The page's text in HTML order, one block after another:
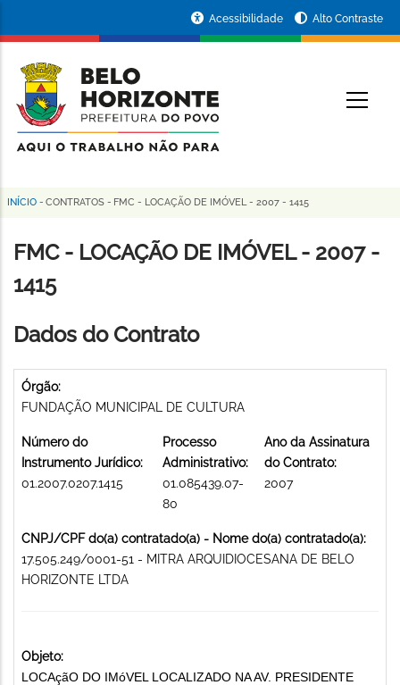
conteúdo
principal
da
Prefeitura
de
Horizonte
Acessibilidade Alto Contraste
Trilha
de
navegação
INÍCIO - CONTRATOS - FMC - LOCAÇÃO DE IMÓVEL - 2007 - 1415
FMC - LOCAÇÃO DE IMÓVEL - 2007 -
1415
Dados do Contrato
Órgão:
FUNDAÇÃO MUNICIPAL DE CULTURA
Número do
Instrumento Jurídico:
01.2007.0207.1415
Processo
Administrativo:
01.085439.07-
80
Ano da Assinatura
do Contrato:
2007
CNPJ/CPF do(a) contratado(a) - Nome do(a) contratado(a):
17.505.249/0001-51 - MITRA ARQUIDIOCESANA DE BELO
HORIZONTE LTDA
Objeto:
LOCAçãO DO IMóVEL LOCALIZADO NA AV. PRESIDENTE